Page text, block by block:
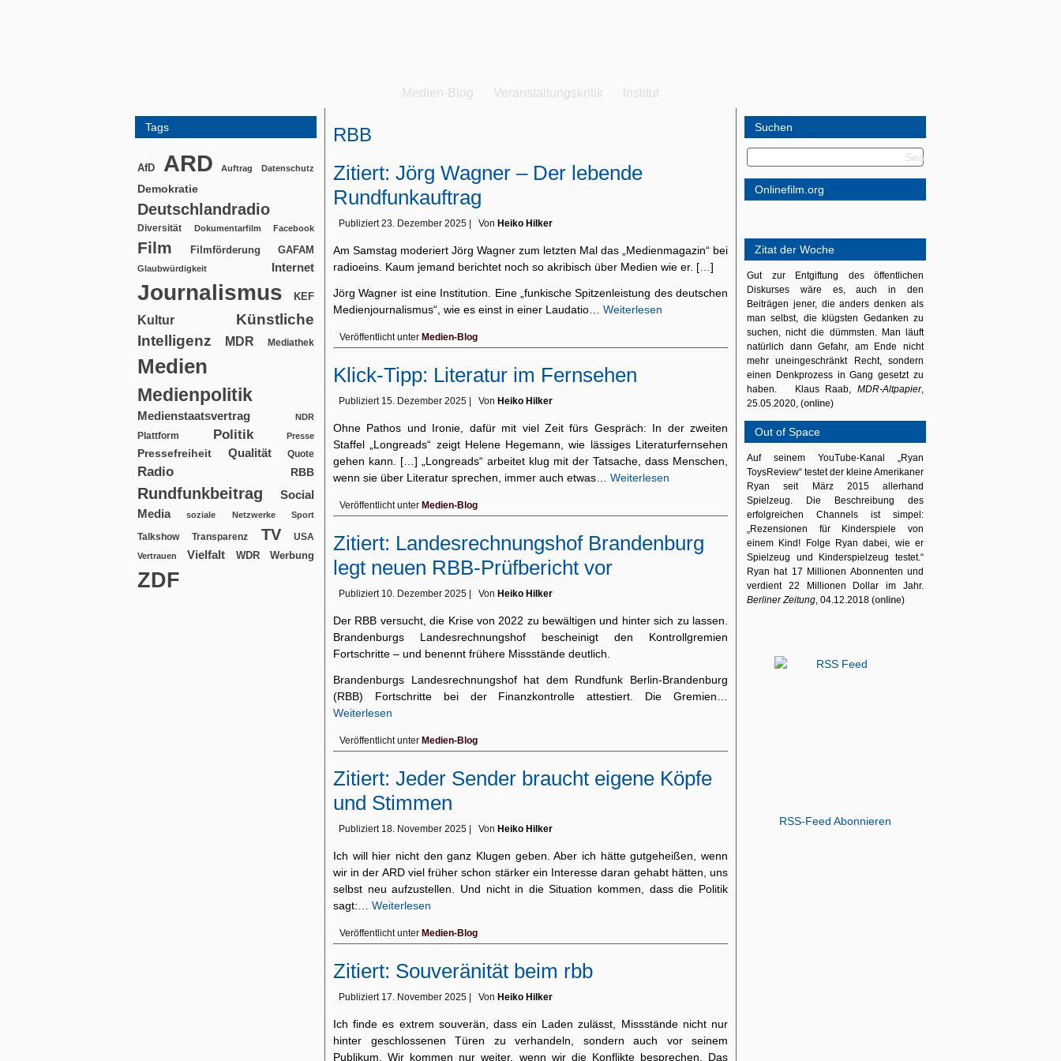
Medien-Blog Veranstaltungskritik Institut
Tags
AfD ARD Auftrag Datenschutz
Demokratie
Deutschlandradio
Diversität Dokumentarfilm Facebook
Film Filmförderung GAFAM
Glaubwürdigkeit Internet
Journalismus KEF
Kultur
Künstliche
Intelligenz
MDR Mediathek
Medien
Medienpolitik
Medienstaatsvertrag NDR
Plattform Politik Presse
Pressefreiheit Qualität Quote
Radio RBB
Rundfunkbeitrag
Social
Media
soziale Netzwerke Sport
Talkshow Transparenz TV USA
Vertrauen Vielfalt WDR Werbung
ZDF
RBB
Zitiert: Jörg Wagner – Der lebende
Rundfunkauftrag
Publiziert 23. Dezember 2025 Von Heiko Hilker
Am Samstag moderiert Jörg Wagner zum letzten Mal das „Medienmagazin“ bei
radioeins. Kaum jemand berichtet noch so akribisch über Medien wie er. […]
Jörg Wagner ist eine Institution. Eine „funkische Spitzenleistung des deutschen
Medienjournalismus“, wie es einst in einer Laudatio… Weiterlesen
Veröffentlicht unter Medien-Blog
Klick-Tipp: Literatur im Fernsehen
Publiziert 15. Dezember 2025 Von Heiko Hilker
Ohne Pathos und Ironie, dafür mit viel Zeit fürs Gespräch: In der zweiten
Staffel „Longreads“ zeigt Helene Hegemann, wie lässiges Literaturfernsehen
gehen kann. […] „Longreads“ arbeitet klug mit der Tatsache, dass Menschen,
wenn sie über Literatur sprechen, immer auch etwas… Weiterlesen
Veröffentlicht unter Medien-Blog
Zitiert: Landesrechnungshof Brandenburg
legt neuen RBB-Prüfbericht vor
Publiziert 10. Dezember 2025 Von Heiko Hilker
Der RBB versucht, die Krise von 2022 zu bewältigen und hinter sich zu lassen.
Brandenburgs Landesrechnungshof bescheinigt den Kontrollgremien
Fortschritte – und benennt frühere Missstände deutlich.
Brandenburgs Landesrechnungshof hat dem Rundfunk Berlin-Brandenburg
(RBB) Fortschritte bei der Finanzkontrolle attestiert. Die Gremien…
Weiterlesen
Veröffentlicht unter Medien-Blog
Zitiert: Jeder Sender braucht eigene Köpfe
und Stimmen
Publiziert 18. November 2025 Von Heiko Hilker
Ich will hier nicht den ganz Klugen geben. Aber ich hätte gutgeheißen, wenn
wir in der ARD viel früher schon stärker ein Interesse daran gehabt hätten, uns
selbst neu aufzustellen. Und nicht in die Situation kommen, dass die Politik
sagt:… Weiterlesen
Veröffentlicht unter Medien-Blog
Zitiert: Souveränität beim rbb
Publiziert 17. November 2025 Von Heiko Hilker
Ich finde es extrem souverän, dass ein Laden zulässt, Missstände nicht nur
hinter geschlossenen Türen zu verhandeln, sondern auch vor seinem
Publikum. Wir kommen nur weiter, wenn wir die Konflikte besprechen. Das
Suchen
Onlinefilm.org
Zitat der Woche
Gut zur Entgiftung des öffentlichen
Diskurses wäre es, auch in den
Beiträgen jener, die anders denken als
man selbst, die klügsten Gedanken zu
suchen, nicht die dümmsten. Man läuft
natürlich dann Gefahr, am Ende nicht
mehr uneingeschränkt Recht, sondern
einen Denkprozess in Gang gesetzt zu
haben. Klaus Raab, MDR-Altpapier,
25.05.2020, (online)
Out of Space
Auf seinem YouTube-Kanal „Ryan
ToysReview“ testet der kleine Amerikaner
Ryan seit März 2015 allerhand
Spielzeug. Die Beschreibung des
erfolgreichen Channels ist simpel:
„Rezensionen für Kinderspiele von
einem Kind! Folge Ryan dabei, wie er
Spielzeug und Kinderspielzeug testet.“
Ryan hat 17 Millionen Abonnenten und
verdient 22 Millionen Dollar im Jahr.
Berliner Zeitung, 04.12.2018 (online)
RSS-Feed Abonnieren